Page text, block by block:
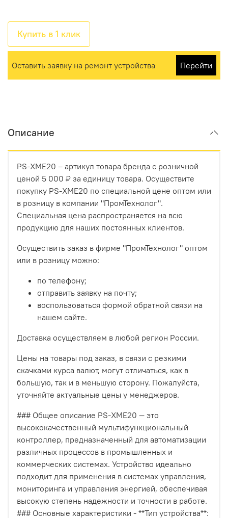
Купить в 1 клик
Оставить заявку на ремонт устройства Перейти
Описание
PS-XME20 – артикул товара бренда с розничной
ценой 5 000 ₽ за единицу товара. Осуществите
покупку PS-XME20 по специальной цене оптом или
в розницу в компании "ПромТехнолог".
Специальная цена распространяется на всю
продукцию для наших постоянных клиентов.
Осуществить заказ в фирме "ПромТехнолог" оптом
или в розницу можно:
по телефону;
отправить заявку на почту;
воспользоваться формой обратной связи на
нашем сайте.
Доставка осуществляем в любой регион России.
Цены на товары под заказ, в связи с резкими
скачками курса валют, могут отличаться, как в
большую, так и в меньшую сторону. Пожалуйста,
уточняйте актуальные цены у менеджеров.
### Общее описание PS-XME20 — это
высококачественный мультифункциональный
контроллер, предназначенный для автоматизации
различных процессов в промышленных и
коммерческих системах. Устройство идеально
подходит для применения в системах управления,
мониторинга и управления энергией, обеспечивая
высокую степень надежности и точности в работе.
### Основные характеристики - **Тип устройства**: